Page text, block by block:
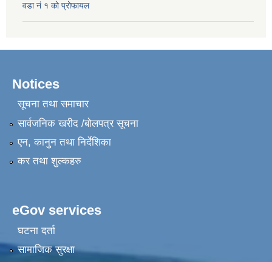
वडा नं १ को प्रोफायल
Notices
सूचना तथा समाचार
सार्वजनिक खरीद /बोलपत्र सूचना
एन, कानुन तथा निर्देशिका
कर तथा शुल्कहरु
eGov services
घटना दर्ता
सामाजिक सुरक्षा